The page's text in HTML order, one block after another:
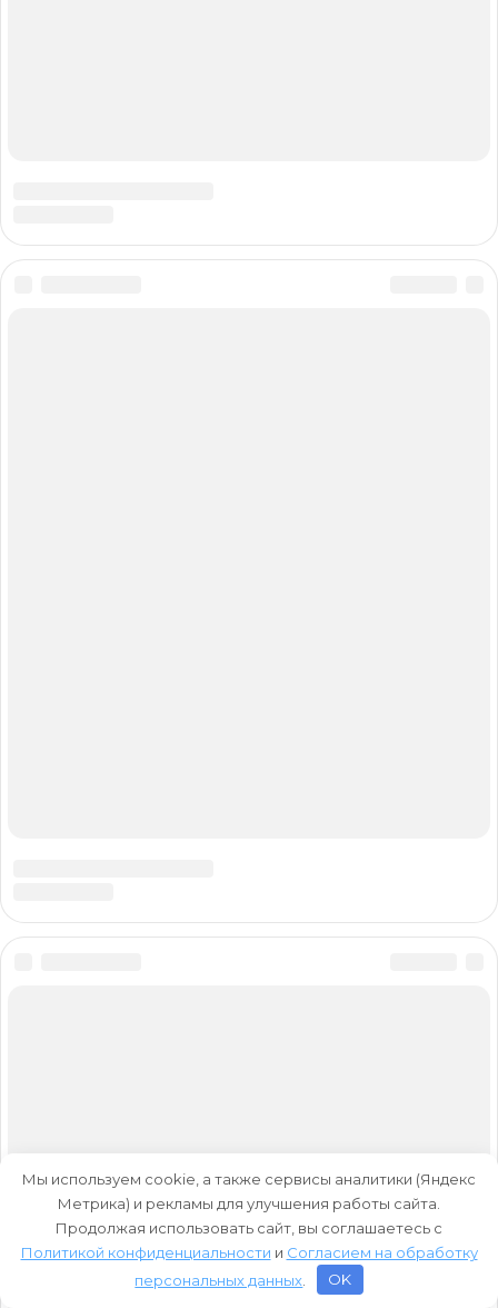
Мы используем cookie, а также сервисы аналитики (Яндекс
Метрика) и рекламы для улучшения работы сайта.
Продолжая использовать сайт, вы соглашаетесь с
Политикой конфиденциальности и Согласием на обработку
персональных данных
OK